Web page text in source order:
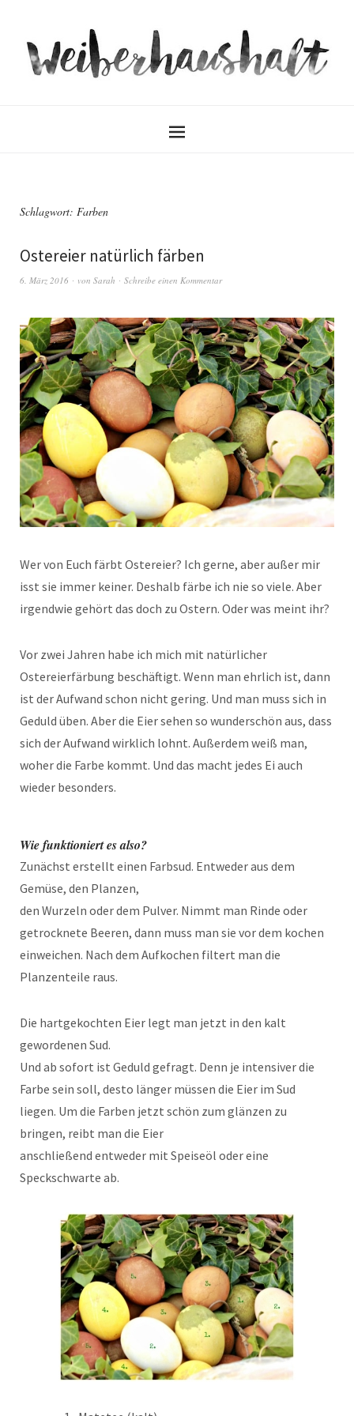
Schlagwort: Farben
Ostereier natürlich färben
6. März 2016 von Sarah Schreibe einen Kommentar
Wer von Euch färbt Ostereier? Ich gerne, aber außer mir
isst sie immer keiner. Deshalb färbe ich nie so viele. Aber
irgendwie gehört das doch zu Ostern. Oder was meint ihr?
Vor zwei Jahren habe ich mich mit natürlicher
Ostereierfärbung beschäftigt. Wenn man ehrlich ist, dann
ist der Aufwand schon nicht gering. Und man muss sich in
Geduld üben. Aber die Eier sehen so wunderschön aus, dass
sich der Aufwand wirklich lohnt. Außerdem weiß man,
woher die Farbe kommt. Und das macht jedes Ei auch
wieder besonders.
Wie funktioniert es also?
Zunächst erstellt einen Farbsud. Entweder aus dem
Gemüse, den Planzen,
den Wurzeln oder dem Pulver. Nimmt man Rinde oder
getrocknete Beeren, dann muss man sie vor dem kochen
einweichen. Nach dem Aufkochen filtert man die
Planzenteile raus.
Die hartgekochten Eier legt man jetzt in den kalt
gewordenen Sud.
Und ab sofort ist Geduld gefragt. Denn je intensiver die
Farbe sein soll, desto länger müssen die Eier im Sud
liegen. Um die Farben jetzt schön zum glänzen zu
bringen, reibt man die Eier
anschließend entweder mit Speiseöl oder eine
Speckschwarte ab.